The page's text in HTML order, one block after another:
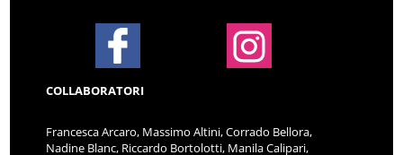
COLLABORATORI
Francesca Arcaro, Massimo Altini, Corrado Bellora,
Nadine Blanc, Riccardo Bortolotti, Manila Calipari,